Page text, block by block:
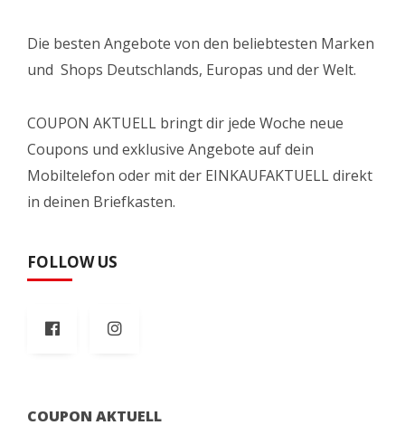
Die besten Angebote von den beliebtesten Marken
und Shops Deutschlands, Europas und der Welt.
COUPON AKTUELL bringt dir jede Woche neue
Coupons und exklusive Angebote auf dein
Mobiltelefon oder mit der EINKAUFAKTUELL direkt
in deinen Briefkasten.
FOLLOW US
COUPON AKTUELL